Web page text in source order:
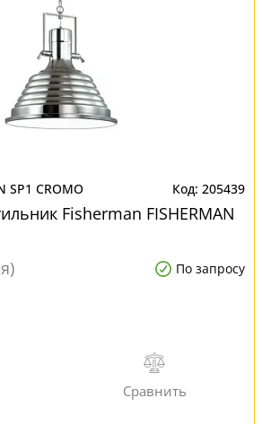
SP1 CROMO 205439
Fisherman FISHERMAN
По запросу